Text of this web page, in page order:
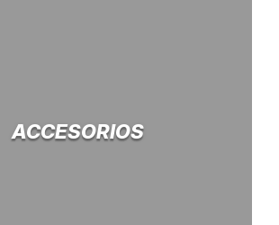
ACCESORIOS